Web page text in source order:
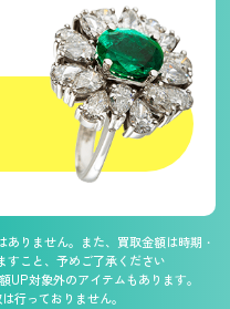
りません。また、買取金額は時期・
すこと、予めご了承ください
UP対象外のアイテムもあります。
行っておりません。